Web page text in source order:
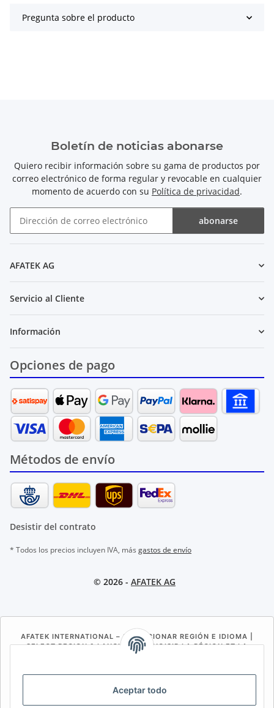
Aceptar todo
Pregunta sobre el producto
Boletín de noticias abonarse
Quiero recibir información sobre su gama de productos por
correo electrónico de forma regular y revocable en cualquier
momento de acuerdo con su Política de privacidad.
abonarse
AFATEK AG
Servicio al Cliente
Información
Opciones de pago
Métodos de envío
Desistir del contrato
* Todos los precios incluyen IVA, más gastos de envío
© 2026 - AFATEK AG
AFATEK INTERNATIONAL – SELECCIONAR REGIÓN E IDIOMA |
SELECT REGION & LANGUAGE | CHOISIR LA RÉGION ET LA
LANGUE